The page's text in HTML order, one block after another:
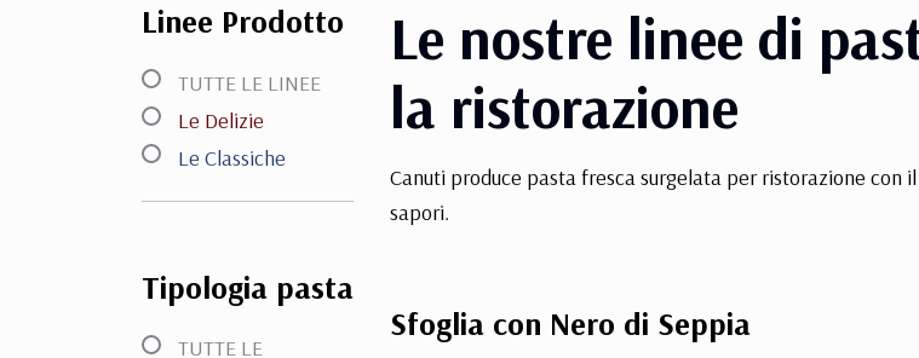
Le nostre linee di
la ristorazione
Canuti produce pasta fresca surgelata per ristorazione
sapori.
Sfoglia con Nero di Seppia
Linee Prodotto
TUTTE LE LINEE
Le Delizie
Le Classiche
Tipologia pasta
TUTTE LE